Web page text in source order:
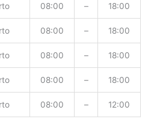
08:00 – 18:00
08:00 – 18:00
08:00 – 18:00
08:00 – 18:00
08:00 – 12:00